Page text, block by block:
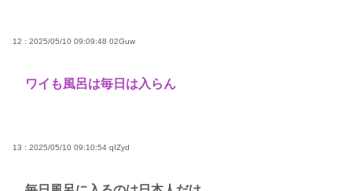
12 : 2025/05/10 09:09:48 02Guw
ワイも風呂は毎日は入らん
13 : 2025/05/10 09:10:54 qIZyd